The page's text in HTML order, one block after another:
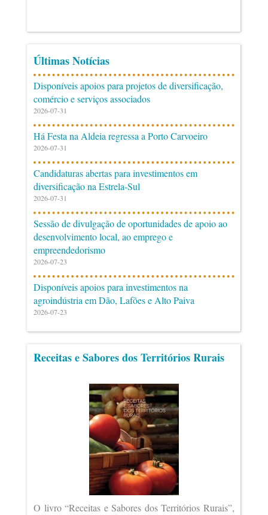
Últimas Notícias
Disponíveis apoios para projetos de diversificação,
comércio e serviços associados
2026-07-31
Há Festa na Aldeia regressa a Porto Carvoeiro
2026-07-31
Candidaturas abertas para investimentos em
diversificação na Estrela-Sul
2026-07-31
Sessão de divulgação de oportunidades de apoio ao
desenvolvimento local, ao emprego e
empreendedorismo
2026-07-23
Disponíveis apoios para investimentos na
agroindústria em Dão, Lafões e Alto Paiva
2026-07-23
Receitas e Sabores dos Territórios Rurais
O livro “Receitas e Sabores dos Territórios Rurais”,